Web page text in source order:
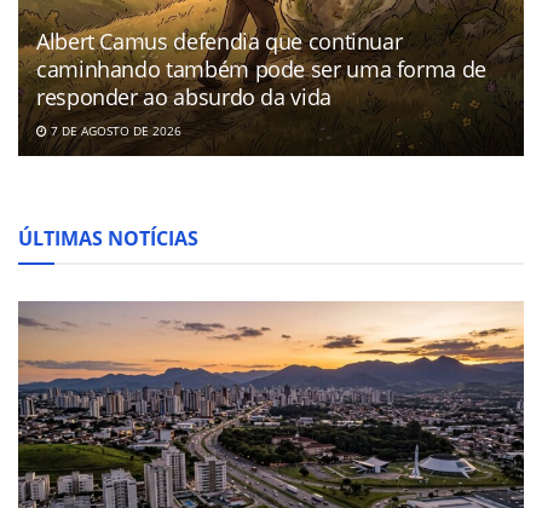
Albert Camus defendia que continuar
caminhando também pode ser uma forma de
responder ao absurdo da vida
7 DE AGOSTO DE 2026
ÚLTIMAS NOTÍCIAS